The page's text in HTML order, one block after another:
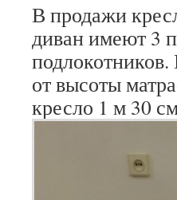
В продажи
диван имеют 3
от высоты
кресло 1 м 30